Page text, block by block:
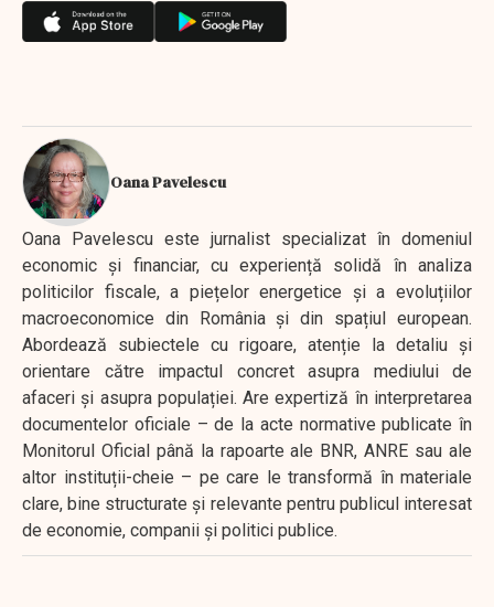
Oana Pavelescu
Oana Pavelescu este jurnalist specializat în domeniul
economic și financiar, cu experiență solidă în analiza
politicilor fiscale, a piețelor energetice și a evoluțiilor
macroeconomice din România și din spațiul european.
Abordează subiectele cu rigoare, atenție la detaliu și
orientare către impactul concret asupra mediului de
afaceri și asupra populației. Are expertiză în interpretarea
documentelor oficiale – de la acte normative publicate în
Monitorul Oficial până la rapoarte ale BNR, ANRE sau ale
altor instituții-cheie – pe care le transformă în materiale
clare, bine structurate și relevante pentru publicul interesat
de economie, companii și politici publice.